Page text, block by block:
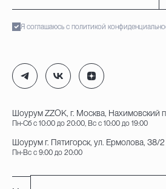
Я соглашаюсь с политикой
Шоурум ZZOK, г. Москва, Нахимовский
Пн-Сб с 10:00 до 20:00, Вс с 10:00 до 19:00
Шоурум г. Пятигорск, ул. Ермолова, 38/2
Пн-Вс с 9:00 до 20:00